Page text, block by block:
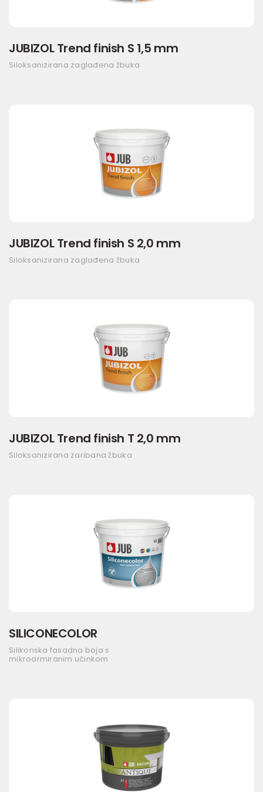
JUBIZOL Trend finish S 1,5 mm
Siloksanizirana zaglađena žbuka
JUBIZOL Trend finish S 2,0 mm
Siloksanizirana zaglađena žbuka
JUBIZOL Trend finish T 2,0 mm
Siloksanizirana zaribana žbuka
SILICONECOLOR
Silikonska fasadna boja s
mikroarmiranim učinkom